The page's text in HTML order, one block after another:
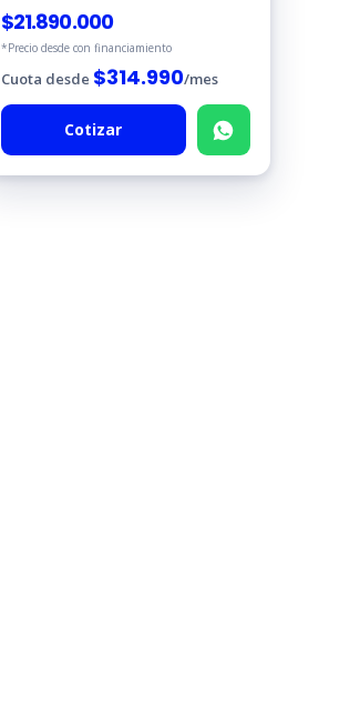
$21.890.000
*Precio desde con financiamiento
Cuota desde $314.990/mes
Cotizar